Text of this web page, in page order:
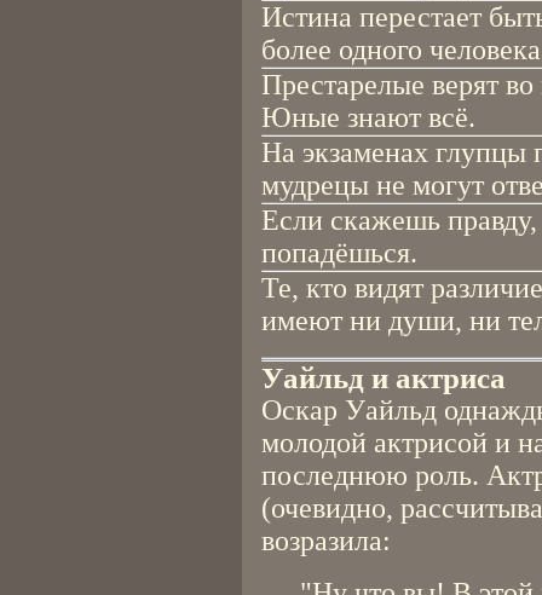
Истина перестает
более одного
Престарелые верят
Юные знают всё.
На экзаменах глупцы
мудрецы не могут
Если скажешь
попадёшься.
Те, кто видят
имеют ни души, ни
Уайльд и актриса
Оскар Уайльд
молодой актрисой и
последнюю роль.
(очевидно,
возразила: